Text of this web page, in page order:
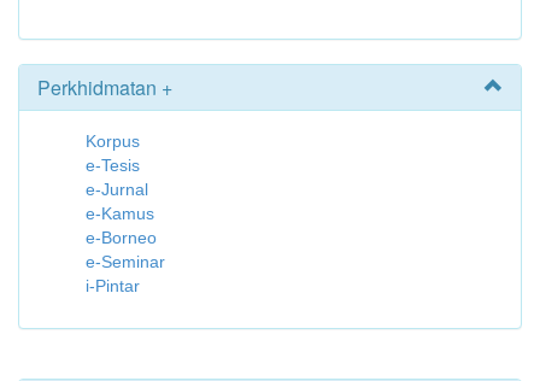
Perkhidmatan +
Korpus
e-Tesis
e-Jurnal
e-Kamus
e-Borneo
e-Seminar
i-Pintar